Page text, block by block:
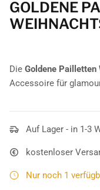
GOLDENE
Die Goldene
Accessoire für
Auf Lager - in 1-3
kostenloser
Nur noch 1